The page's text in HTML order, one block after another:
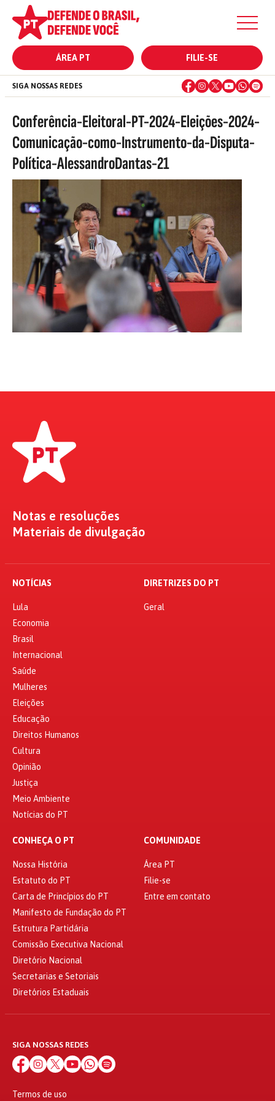
ÁREA PT FILIE-SE
SIGA NOSSAS REDES
Conferência-Eleitoral-PT-2024-Eleições-2024-
Comunicação-como-Instrumento-da-Disputa-
Política-AlessandroDantas-21
Notas e resoluções
Materiais de divulgação
NOTÍCIAS
Lula
Economia
Brasil
Internacional
Saúde
Mulheres
Eleições
Educação
Direitos Humanos
Cultura
Opinião
Justiça
Meio Ambiente
Notícias do PT
DIRETRIZES DO PT
Geral
CONHEÇA O PT
Nossa História
Estatuto do PT
Carta de Princípios do PT
Manifesto de Fundação do PT
Estrutura Partidária
Comissão Executiva Nacional
Diretório Nacional
Secretarias e Setoriais
Diretórios Estaduais
COMUNIDADE
Área PT
Filie-se
Entre em contato
SIGA NOSSAS REDES
Termos de uso